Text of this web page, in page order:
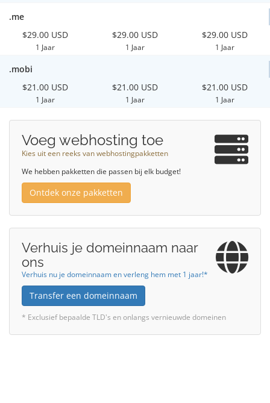
.me
$29.00 USD
1 Jaar
$29.00 USD
1 Jaar
$29.00 USD
1 Jaar
.mobi
$21.00 USD
1 Jaar
$21.00 USD
1 Jaar
$21.00 USD
1 Jaar
Voeg webhosting toe
Kies uit een reeks van webhostingpakketten
We hebben pakketten die passen bij elk budget!
Ontdek onze pakketten
Verhuis je domeinnaam naar
ons
Verhuis nu je domeinnaam en verleng hem met 1 jaar!*
Transfer een domeinnaam
* Exclusief bepaalde TLD's en onlangs vernieuwde domeinen